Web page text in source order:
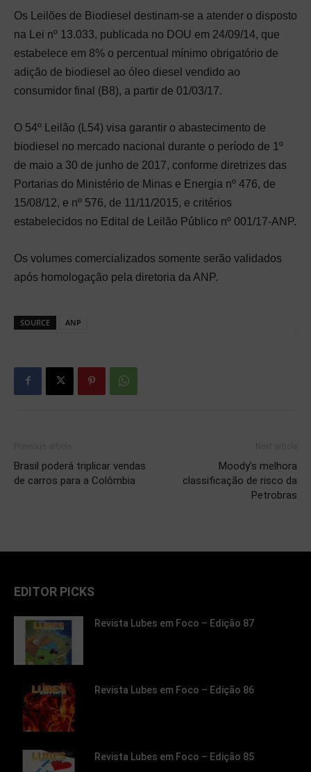
Os Leilões de Biodiesel destinam-se a atender o disposto
na Lei nº 13.033, publicada no DOU em 24/09/14, que
estabelece em 8% o percentual mínimo obrigatório de
adição de biodiesel ao óleo diesel vendido ao
consumidor final (B8), a partir de 01/03/17.
O 54º Leilão (L54) visa garantir o abastecimento de
biodiesel no mercado nacional durante o período de 1º
de maio a 30 de junho de 2017, conforme diretrizes das
Portarias do Ministério de Minas e Energia nº 476, de
15/08/12, e nº 576, de 11/11/2015, e critérios
estabelecidos no Edital de Leilão Público nº 001/17-ANP.
Os volumes comercializados somente serão validados
após homologação pela diretoria da ANP.
SOURCE ANP
Brasil poderá triplicar vendas
de carros para a Colômbia
Moody’s melhora
classificação de risco da
Petrobras
EDITOR PICKS
Revista Lubes em Foco – Edição 87
Revista Lubes em Foco – Edição 86
Revista Lubes em Foco – Edição 85